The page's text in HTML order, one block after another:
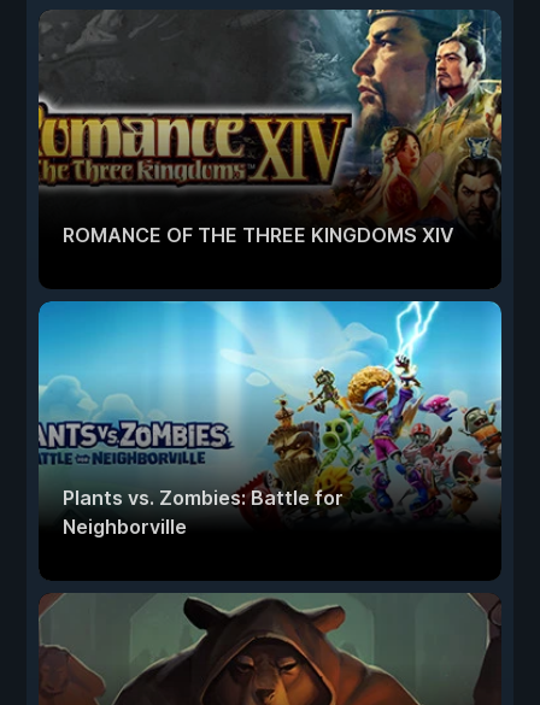
ROMANCE OF THE THREE KINGDOMS XIV
Plants vs. Zombies: Battle for
Neighborville